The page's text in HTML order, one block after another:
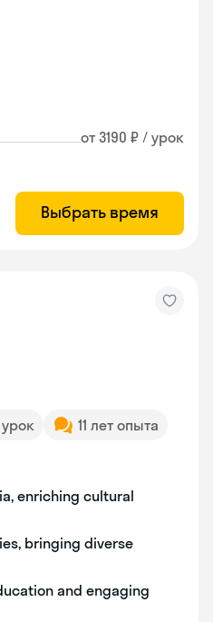
от 3190 ₽ / урок
Выбрать время
урок
11 лет опыта
enriching cultural
bringing diverse
and engaging